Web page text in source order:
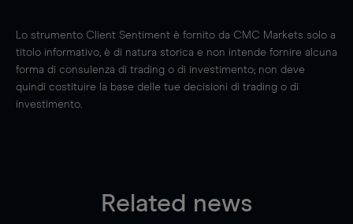
Lo strumento Client Sentiment è fornito da CMC Markets solo a
titolo informativo, è di natura storica e non intende fornire alcuna
forma di consulenza di trading o di investimento; non deve
quindi costituire la base delle tue decisioni di trading o di
investimento.
Related news